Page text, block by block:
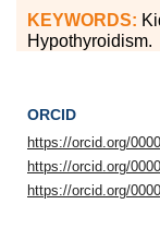
KEYWORDS:
Hypothyroidism.
ORCID
https://orcid.org/
https://orcid.org/
https://orcid.org/